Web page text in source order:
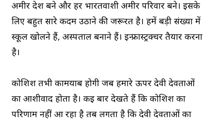
अमीर देश बने और हर भारतवाशी अमीर परिवार बने। इसके
लिए बहुत सारे कदम उठाने की जरूरत है। हमें बड़ी संख्या में
स्कूल खोलने हैं, अस्पताल बनाने हैं। इन्फ्रास्ट्रक्चर तैयार करना
है।
कोशिश तभी कामयाब होगी जब हमारे ऊपर देवी देवताओं
का आशीर्वाद होता है। कई बार देखते हैं कि कोशिश का
परिणाम नहीं आ रहा है तब लगता है कि देवी देवताओं का